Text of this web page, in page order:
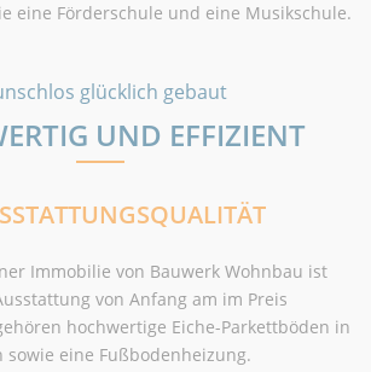
eine Förderschule und eine Musikschule.
glücklich gebaut
UND EFFIZIENT
Immobilie von Bauwerk Wohnbau ist
von Anfang am im Preis
hochwertige Eiche-Parkettböden in
eine Fußbodenheizung.